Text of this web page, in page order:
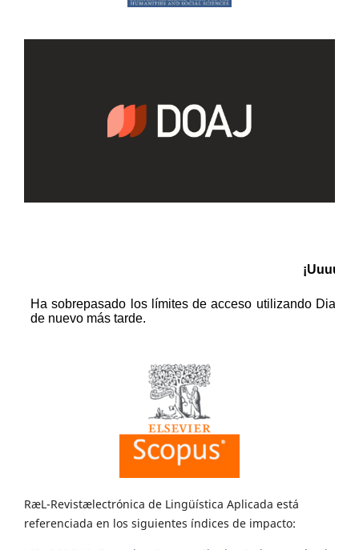
RæL-Revistælectrónica de Lingüística Aplicada está
referenciada en los siguientes índices de impacto: